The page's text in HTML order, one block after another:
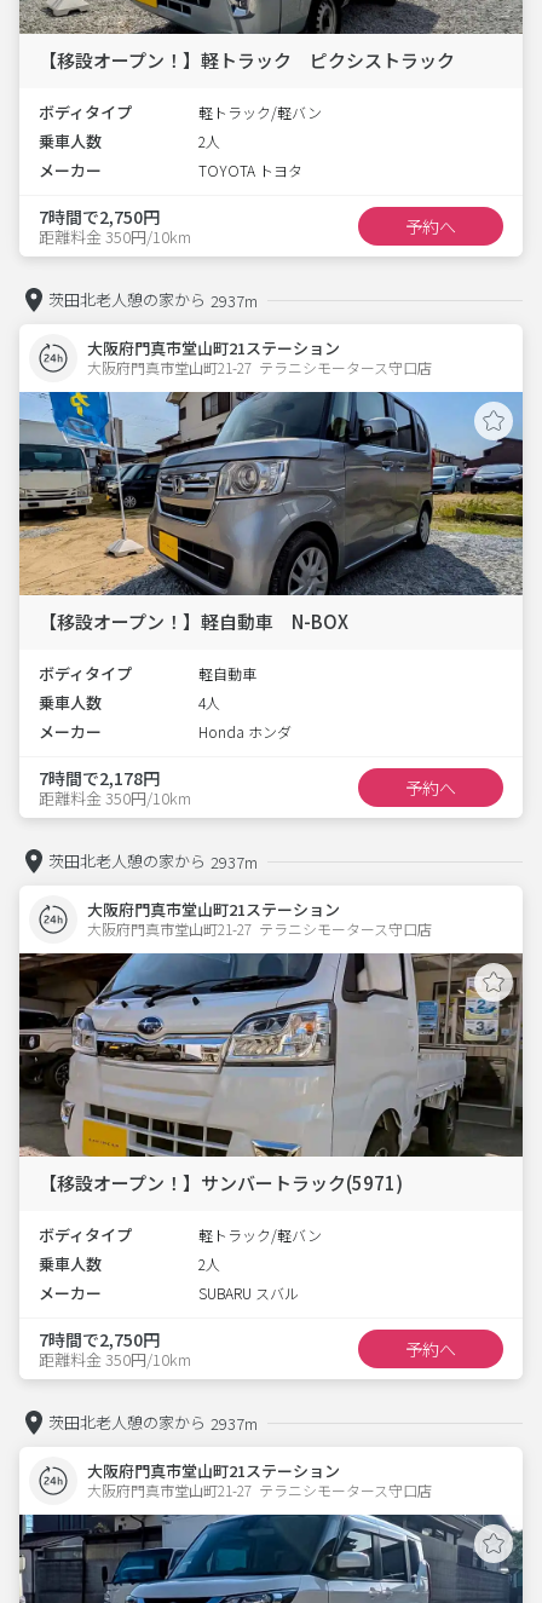
【移設オープン！】軽トラック ピクシストラック
ボディタイプ 軽トラック/軽バン
乗車人数 2人
メーカー TOYOTA トヨタ
7時間で2,750円
距離料金 350円/10km 予約へ
茨田北老人憩の家から 2937m
大阪府門真市堂山町21ステーション
大阪府門真市堂山町21-27  テラニシモータース守口店
【移設オープン！】軽自動車 N-BOX
ボディタイプ 軽自動車
乗車人数 4人
メーカー Honda ホンダ
7時間で2,178円
距離料金 350円/10km 予約へ
茨田北老人憩の家から 2937m
大阪府門真市堂山町21ステーション
大阪府門真市堂山町21-27  テラニシモータース守口店
【移設オープン！】サンバートラック(5971)
ボディタイプ 軽トラック/軽バン
乗車人数 2人
メーカー SUBARU スバル
7時間で2,750円
距離料金 350円/10km 予約へ
茨田北老人憩の家から 2937m
大阪府門真市堂山町21ステーション
大阪府門真市堂山町21-27  テラニシモータース守口店